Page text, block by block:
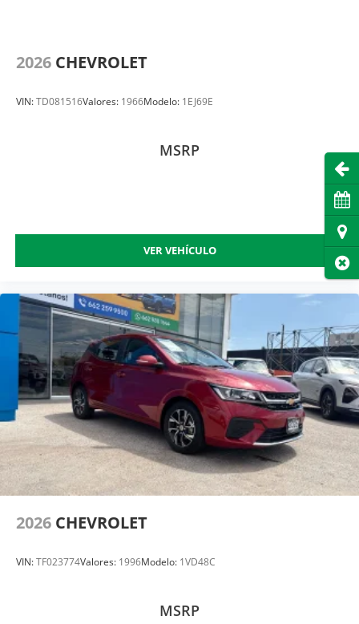
2026 CHEVROLET
VIN:TD081516Valores: 1966Modelo: 1EJ69E
MSRP
VER VEHÍCULO
2026 CHEVROLET
VIN:TF023774Valores: 1996Modelo: 1VD48C
MSRP